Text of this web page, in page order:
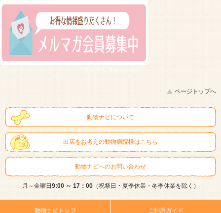
スマートフォン | PC
ページトップへ
動物ナビについて
出店をお考えの動物病院様はこちら
動物ナビへのお問い合わせ
月～金曜日9:00 ～ 17：00（祝祭日・夏季休業・冬季休業を除く）
動物ナビトップ ご利用ガイド